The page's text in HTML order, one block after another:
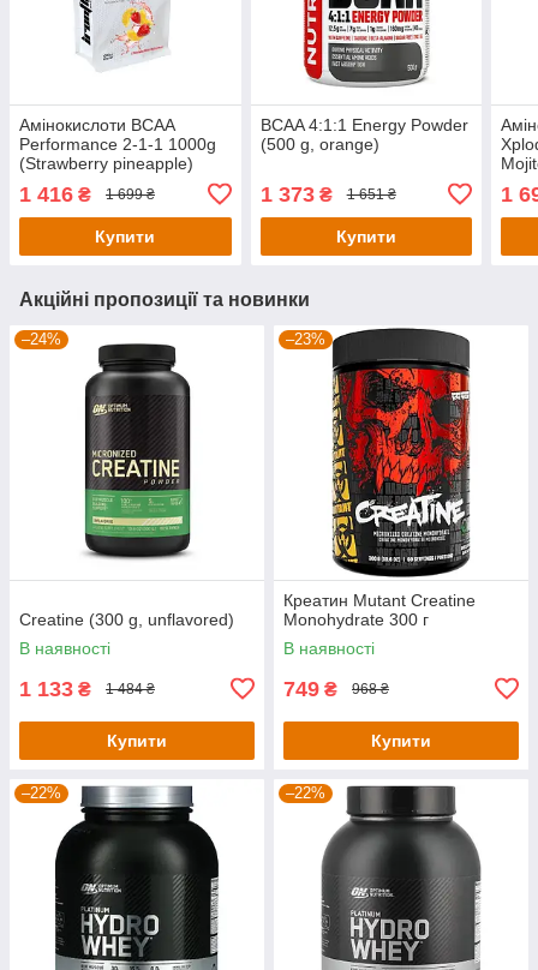
Амінокислоти BCAA
Performance 2-1-1 1000g
(Strawberry pineapple)
1 416 ₴ 1 699 ₴
Купити
BCAA 4:1:1 Energy Powder
(500 g, orange)
1 373₴ 1 651 ₴
Купити
1
Акційні пропозиції та новинки
–24%
Creatine (300 g, unflavored)
В наявності
1 133 ₴ 1 484 ₴
Купити
–23%
Креатин Mutant Creatine
Monohydrate 300 г
В наявності
749 ₴ 968 ₴
Купити
–22% –22%